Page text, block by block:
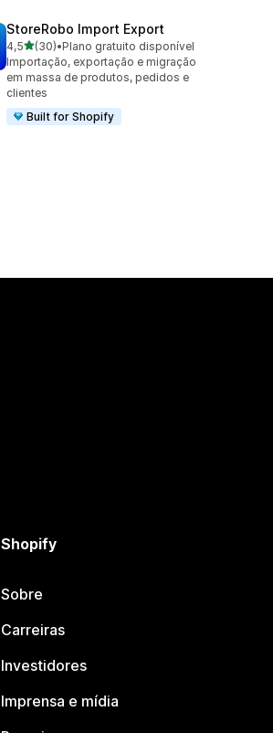
StoreRobo Import Export
4,5de 5 estrelas
(30)
30 avaliações ao todo
•Plano gratuito disponível
Importação, exportação e migração
em massa de produtos, pedidos e
clientes
Built for Shopify
Shopify
Sobre
Carreiras
Investidores
Imprensa e mídia